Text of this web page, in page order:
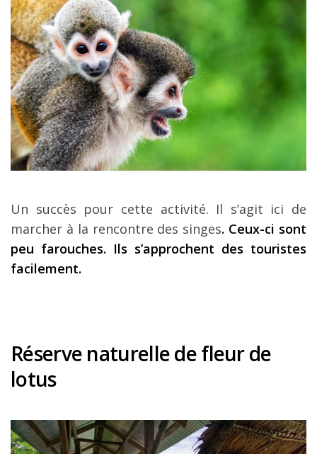
Un succès pour cette activité. Il s’agit ici de
marcher à la rencontre des singes. Ceux-ci sont
peu farouches. Ils s’approchent des touristes
facilement.
Réserve naturelle de fleur de
lotus